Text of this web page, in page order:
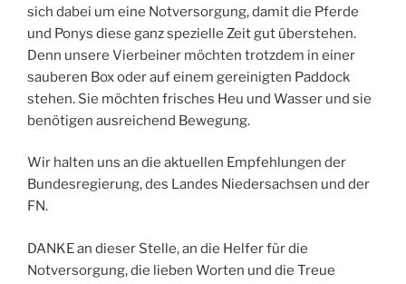
sich dabei um eine Notversorgung, damit die Pferde
und Ponys diese ganz spezielle Zeit gut überstehen.
Denn unsere Vierbeiner möchten trotzdem in einer
sauberen Box oder auf einem gereinigten Paddock
stehen. Sie möchten frisches Heu und Wasser und sie
benötigen ausreichend Bewegung.
Wir halten uns an die aktuellen Empfehlungen der
Bundesregierung, des Landes Niedersachsen und der
FN.
DANKE an dieser Stelle, an die Helfer für die
Notversorgung, die lieben Worten und die Treue